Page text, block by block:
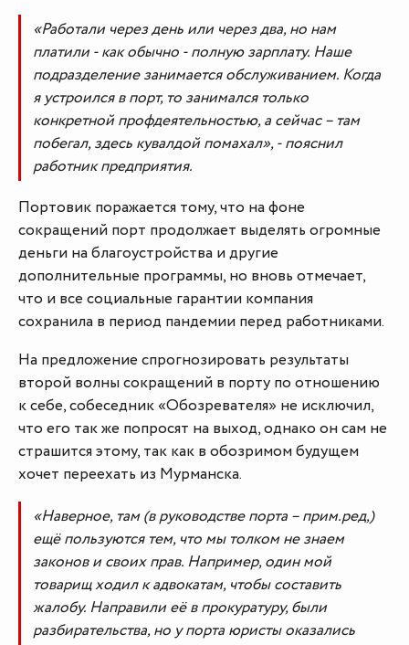
«Работали через день или через два, но нам
платили - как обычно - полную зарплату. Наше
подразделение занимается обслуживанием. Когда
я устроился в порт, то занимался только
конкретной профдеятельностью, а сейчас – там
побегал, здесь кувалдой помахал», - пояснил
работник предприятия.
Портовик поражается тому, что на фоне
сокращений порт продолжает выделять огромные
деньги на благоустройства и другие
дополнительные программы, но вновь отмечает,
что и все социальные гарантии компания
сохранила в период пандемии перед работниками.
На предложение спрогнозировать результаты
второй волны сокращений в порту по отношению
к себе, собеседник «Обозревателя» не исключил,
что его так же попросят на выход, однако он сам не
страшится этому, так как в обозримом будущем
хочет переехать из Мурманска.
«Наверное, там (в руководстве порта – прим.ред,)
ещё пользуются тем, что мы толком не знаем
законов и своих прав. Например, один мой
товарищ ходил к адвокатам, чтобы составить
жалобу. Направили её в прокуратуру, были
разбирательства, но у порта юристы оказались